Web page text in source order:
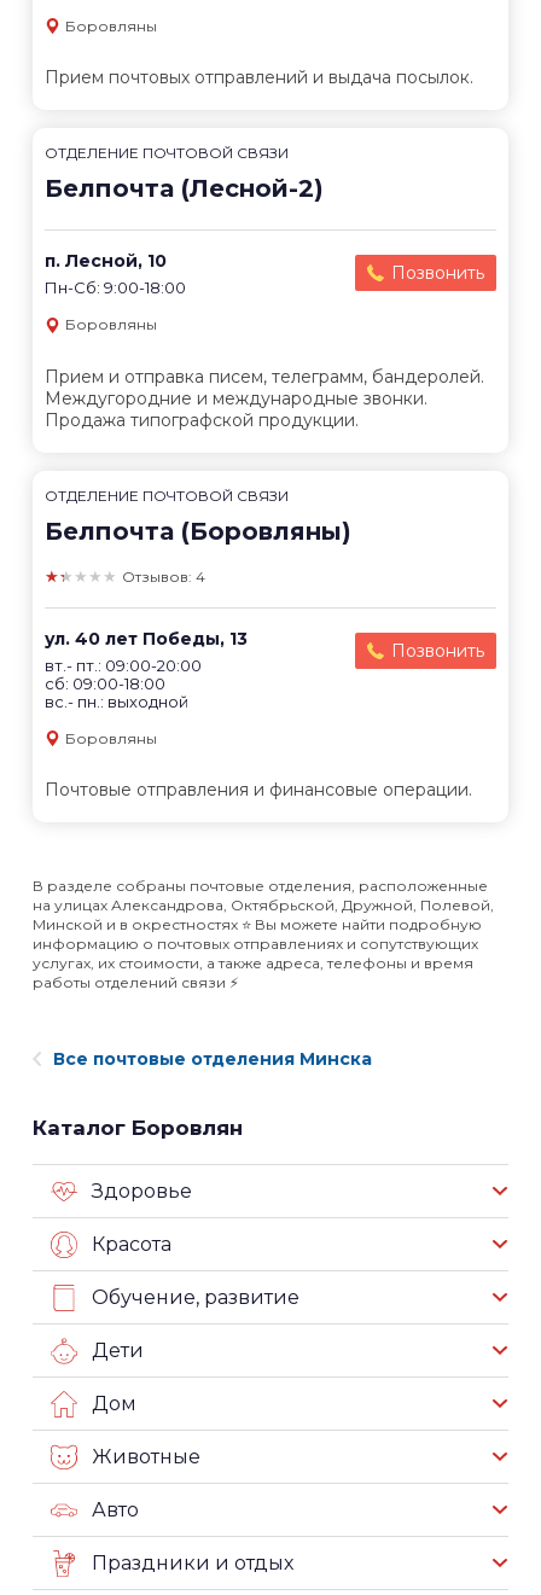
Боровляны
Прием почтовых отправлений и выдача посылок.
ОТДЕЛЕНИЕ ПОЧТОВОЙ СВЯЗИ
Белпочта (Лесной-2)
п. Лесной, 10
Пн-Сб: 9:00-18:00
Позвонить
Боровляны
Прием и отправка писем, телеграмм, бандеролей.
Междугородние и международные звонки.
Продажа типографской продукции.
ОТДЕЛЕНИЕ ПОЧТОВОЙ СВЯЗИ
Белпочта (Боровляны)
★★★★★ Отзывов: 4
ул. 40 лет Победы, 13
вт.- пт.: 09:00-20:00
сб: 09:00-18:00
вс.- пн.: выходной
Позвонить
Боровляны
Почтовые отправления и финансовые операции.
В разделе собраны почтовые отделения, расположенные
на улицах Александрова, Октябрьской, Дружной, Полевой,
Минской и в окрестностях ⭐️ Вы можете найти подробную
информацию о почтовых отправлениях и сопутствующих
услугах, их стоимости, а также адреса, телефоны и время
работы отделений связи ⚡️
Все почтовые отделения Минска
Каталог Боровлян
Здоровье
Красота
Обучение, развитие
Дети
Дом
Животные
Авто
Праздники и отдых